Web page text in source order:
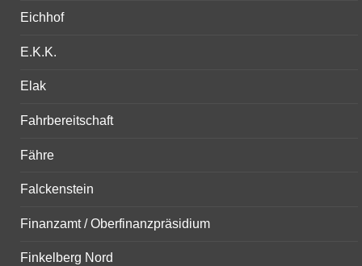
Eichhof
E.K.K.
Elak
Fahrbereitschaft
Fähre
Falckenstein
Finanzamt / Oberfinanzpräsidium
Finkelberg Nord